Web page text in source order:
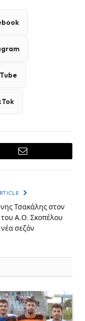
Email
Τσακάλης στον
Α.Ο. Σκοπέλου
νέα σεζόν